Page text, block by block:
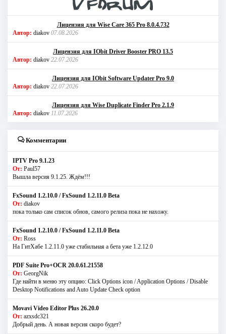
Лицензия для Wise Care 365 Pro 8.0.4.732
Автор: diakov 07.08.2026
Лицензия для IObit Driver Booster PRO 13.5
Автор: diakov 22.07.2026
Лицензия для IObit Software Updater Pro 9.0
Автор: diakov 22.07.2026
Лицензия для Wise Duplicate Finder Pro 2.1.9
Автор: diakov 11.07.2026
Комментарии
IPTV Pro 9.1.23
От: Paul57
Вышла версия 9.1.25. Ждём!!!
FxSound 1.2.10.0 / FxSound 1.2.11.0 Beta
От: diakov
пока только сам список обнов, самого релиза пока не нахожу.
FxSound 1.2.10.0 / FxSound 1.2.11.0 Beta
От: Ross
На ГитХабе 1.2.11.0 уже стабильная а бета уже 1.2.12.0
PDF Suite Pro+OCR 20.0.61.21558
От: GeorgNik
Где найти в меню эту опцию: Click Options icon / Application Options / Disable
Desktop Notifications and Auto Update Check option
Movavi Video Editor Plus 26.20.0
От: azxsdc321
Добрый день. А новая версия скоро будет?